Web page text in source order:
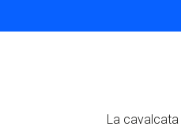
La